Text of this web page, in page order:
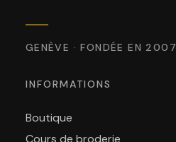
GENÈVE · FONDÉE EN 2007
INFORMATIONS
Boutique
Cours de broderie